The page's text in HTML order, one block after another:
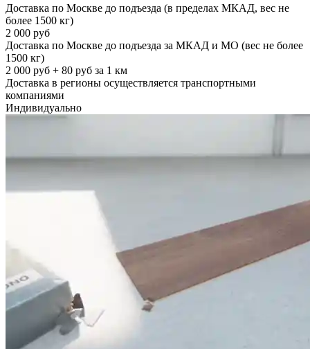
Доставка по Москве до подъезда (в пределах МКАД, вес не
более 1500 кг)
2 000 руб
Доставка по Москве до подъезда за МКАД и МО (вес не более
1500 кг)
2 000 руб + 80 руб за 1 км
Доставка в регионы осуществляется транспортными
компаниями
Индивидуально